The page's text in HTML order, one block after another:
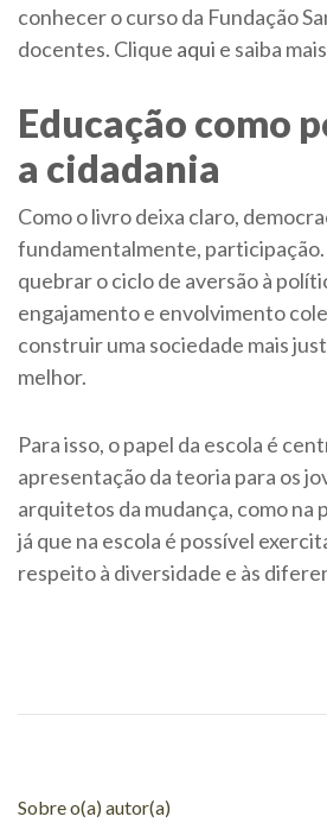
conhecer o curso da Fundação
docentes. Clique aqui e saiba
Educação como
a cidadania
Como o livro deixa claro,
fundamentalmente,
quebrar o ciclo de aversão à
engajamento e envolvimento
construir uma sociedade mais
melhor.
Para isso, o papel da escola é
apresentação da teoria para os
arquitetos da mudança, como na
já que na escola é possível
respeito à diversidade e às
Sobre o(a) autor(a)